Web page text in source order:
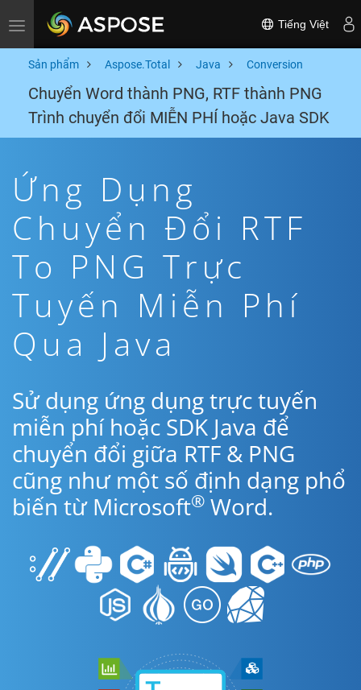
Toggle navigation Tiếng Việt
Sản phẩm Aspose.Total Java Conversion
Chuyển Word thành PNG, RTF thành PNG
Trình chuyển đổi MIỄN PHÍ hoặc Java SDK
Ứng Dụng
Chuyển Đổi RTF
To PNG Trực
Tuyến Miễn Phí
Qua Java
Sử dụng ứng dụng trực tuyến
miễn phí hoặc SDK Java để
chuyển đổi giữa RTF & PNG
cũng như một số định dạng phổ
biến từ Microsoft® Word.